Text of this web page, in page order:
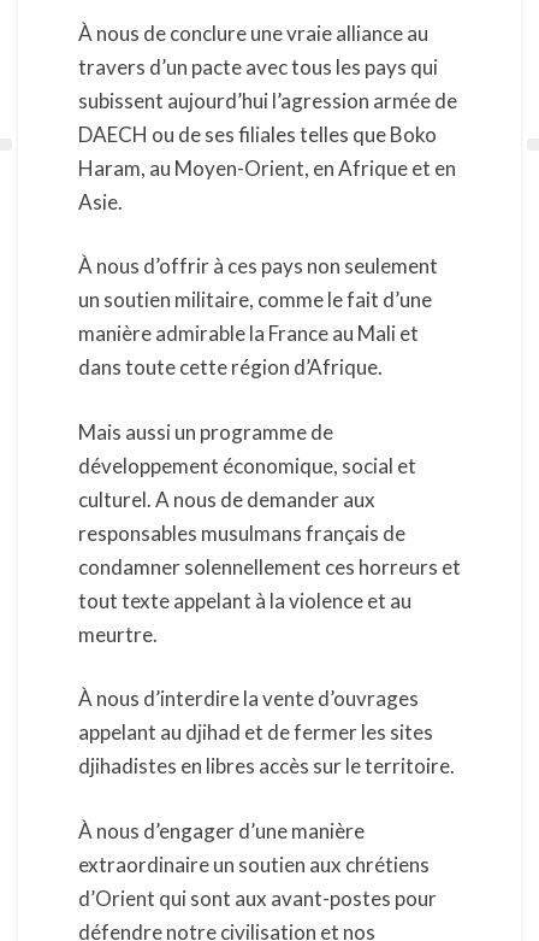
À nous de conclure une vraie alliance au
travers d’un pacte avec tous les pays qui
subissent aujourd’hui l’agression armée de
DAECH ou de ses filiales telles que Boko
Haram, au Moyen-Orient, en Afrique et en
Asie.
À nous d’offrir à ces pays non seulement
un soutien militaire, comme le fait d’une
manière admirable la France au Mali et
dans toute cette région d’Afrique.
Mais aussi un programme de
développement économique, social et
culturel. A nous de demander aux
responsables musulmans français de
condamner solennellement ces horreurs et
tout texte appelant à la violence et au
meurtre.
À nous d’interdire la vente d’ouvrages
appelant au djihad et de fermer les sites
djihadistes en libres accès sur le territoire.
À nous d’engager d’une manière
extraordinaire un soutien aux chrétiens
d’Orient qui sont aux avant-postes pour
défendre notre civilisation et nos